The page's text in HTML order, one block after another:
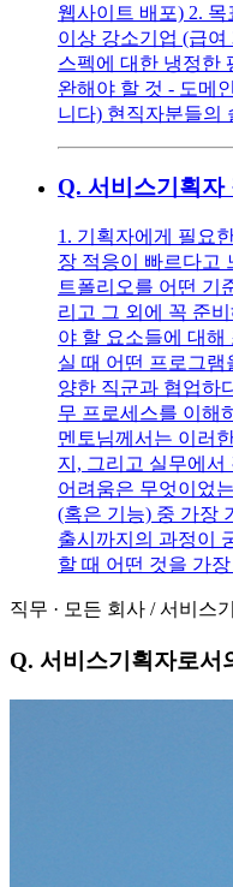
웹사이트 배포) 2. 목
이상 강소기업 (급여
스펙에 대한 냉정한
완해야 할 것 - 도메
니다) 현직자분들의
Q. 서비스기획자
1. 기획자에게 필요
장 적응이 빠르다고
트폴리오를 어떤 기
리고 그 외에 꼭 준
야 할 요소들에 대해
실 때 어떤 프로그
양한 직군과 협업하
무 프로세스를 이해
멘토님께서는 이러
지, 그리고 실무에
어려움은 무엇이었
(혹은 기능) 중 가장
출시까지의 과정이
할 때 어떤 것을 가
직무 · 모든 회사 /서비스
Q. 서비스기획자로서